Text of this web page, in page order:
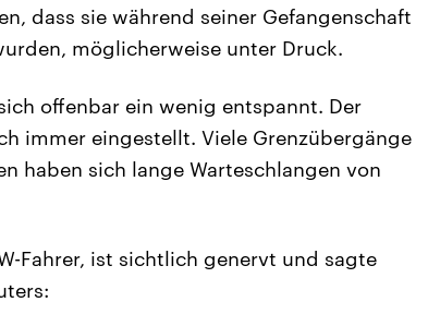
dass sie während seiner Gefangenschaft
möglicherweise unter Druck.
offenbar ein wenig entspannt. Der
immer eingestellt. Viele Grenzübergänge
haben sich lange Warteschlangen von
Fahrer, ist sichtlich genervt und sagte